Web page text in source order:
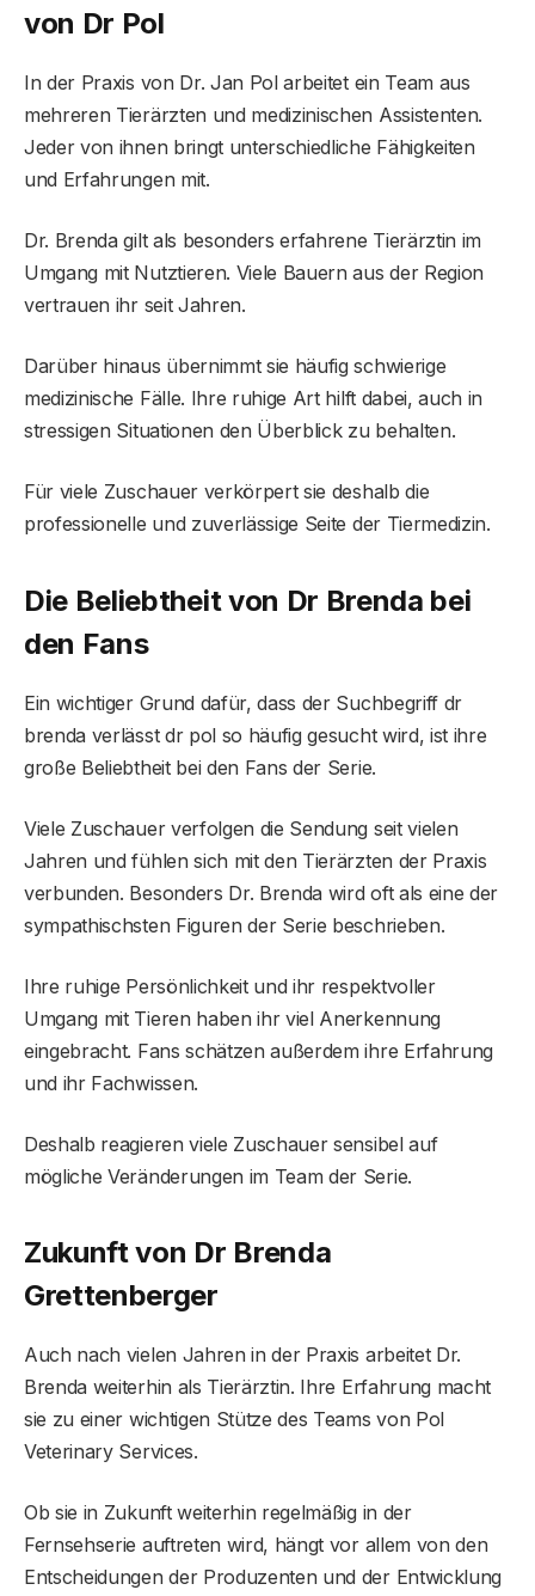
von Dr Pol
In der Praxis von Dr. Jan Pol arbeitet ein Team aus
mehreren Tierärzten und medizinischen Assistenten.
Jeder von ihnen bringt unterschiedliche Fähigkeiten
und Erfahrungen mit.
Dr. Brenda gilt als besonders erfahrene Tierärztin im
Umgang mit Nutztieren. Viele Bauern aus der Region
vertrauen ihr seit Jahren.
Darüber hinaus übernimmt sie häufig schwierige
medizinische Fälle. Ihre ruhige Art hilft dabei, auch in
stressigen Situationen den Überblick zu behalten.
Für viele Zuschauer verkörpert sie deshalb die
professionelle und zuverlässige Seite der Tiermedizin.
Die Beliebtheit von Dr Brenda bei
den Fans
Ein wichtiger Grund dafür, dass der Suchbegriff dr
brenda verlässt dr pol so häufig gesucht wird, ist ihre
große Beliebtheit bei den Fans der Serie.
Viele Zuschauer verfolgen die Sendung seit vielen
Jahren und fühlen sich mit den Tierärzten der Praxis
verbunden. Besonders Dr. Brenda wird oft als eine der
sympathischsten Figuren der Serie beschrieben.
Ihre ruhige Persönlichkeit und ihr respektvoller
Umgang mit Tieren haben ihr viel Anerkennung
eingebracht. Fans schätzen außerdem ihre Erfahrung
und ihr Fachwissen.
Deshalb reagieren viele Zuschauer sensibel auf
mögliche Veränderungen im Team der Serie.
Zukunft von Dr Brenda
Grettenberger
Auch nach vielen Jahren in der Praxis arbeitet Dr.
Brenda weiterhin als Tierärztin. Ihre Erfahrung macht
sie zu einer wichtigen Stütze des Teams von Pol
Veterinary Services.
Ob sie in Zukunft weiterhin regelmäßig in der
Fernsehserie auftreten wird, hängt vor allem von den
Entscheidungen der Produzenten und der Entwicklung